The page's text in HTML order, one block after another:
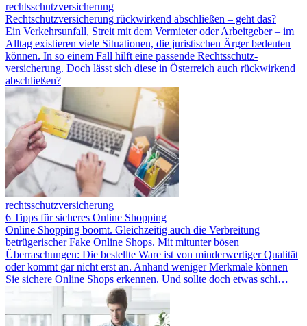
rechtsschutzversicherung
Rechtschutzversicherung rückwirkend abschließen – geht das?
Ein Verkehrsunfall, Streit mit dem Vermieter oder Arbeitgeber – im
Alltag existieren viele Situationen, die juristischen Ärger bedeuten
können. In so einem Fall hilft eine passende Rechtsschutz­
versicherung. Doch lässt sich diese in Österreich auch rückwirkend
abschließen?
rechtsschutzversicherung
6 Tipps für sicheres Online Shopping
Online Shopping boomt. Gleichzeitig auch die Verbreitung
betrügerischer Fake Online Shops. Mit mitunter bösen
Überraschungen: Die bestellte Ware ist von minderwertiger Qualität
oder kommt gar nicht erst an. Anhand weniger Merkmale können
Sie sichere Online Shops erkennen. Und sollte doch etwas schi…